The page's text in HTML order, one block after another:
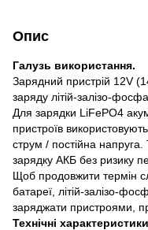
Опис
Галузь використання.
Зарядний пристрій 12V
заряду літій-залізо-
Для зарядки LiFePO4
пристроїв
струм / постійна
зарядку АКБ без ризику
Щоб продовжити термін
батареї, літій-залізо-
заряджати пристроями,
Технічні